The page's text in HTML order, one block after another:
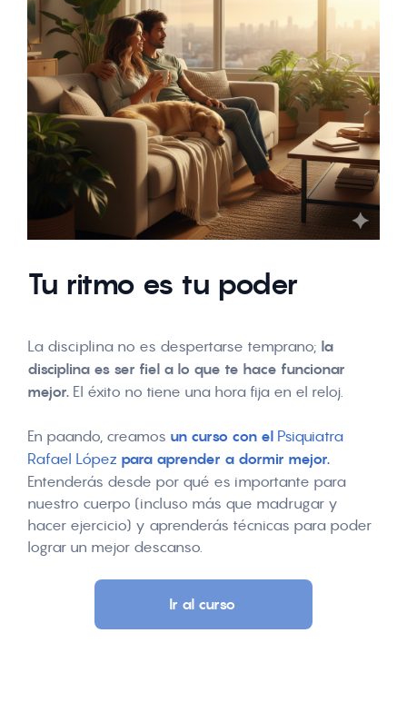
Tu ritmo es tu poder
La disciplina no es despertarse temprano; la
disciplina es ser fiel a lo que te hace funcionar
mejor. El éxito no tiene una hora fija en el reloj.
En paando, creamos un curso con el Psiquiatra
Rafael López para aprender a dormir mejor.
Entenderás desde por qué es importante para
nuestro cuerpo (incluso más que madrugar y
hacer ejercicio) y aprenderás técnicas para poder
lograr un mejor descanso.
Ir al curso